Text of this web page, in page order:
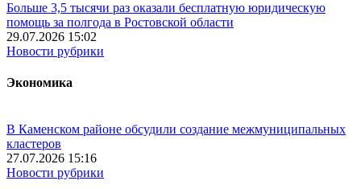
Больше 3,5 тысячи раз оказали бесплатную юридическую
помощь за полгода в Ростовской области
29.07.2026 15:02
Новости рубрики
Экономика
В Каменском районе обсудили создание межмуниципальных
кластеров
27.07.2026 15:16
Новости рубрики